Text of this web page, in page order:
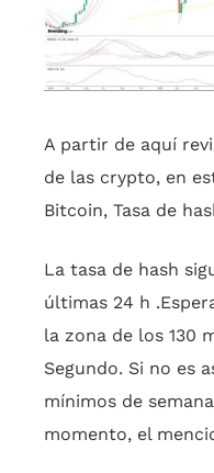
A partir de aquí
de las crypto, en
Bitcoin, Tasa de
La tasa de hash
últimas 24 h
la zona de los 130
Segundo. Si no es
mínimos de
momento, el